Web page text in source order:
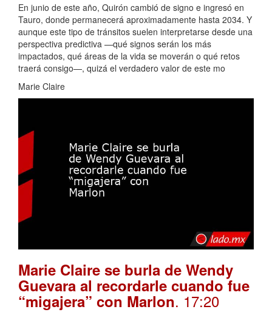
En junio de este año, Quirón cambió de signo e ingresó en
Tauro, donde permanecerá aproximadamente hasta 2034. Y
aunque este tipo de tránsitos suelen interpretarse desde una
perspectiva predictiva —qué signos serán los más
impactados, qué áreas de la vida se moverán o qué retos
traerá consigo—, quizá el verdadero valor de este mo
Marie Claire
Marie Claire se burla de Wendy
Guevara al recordarle cuando fue
“migajera” con Marlon. 17:20